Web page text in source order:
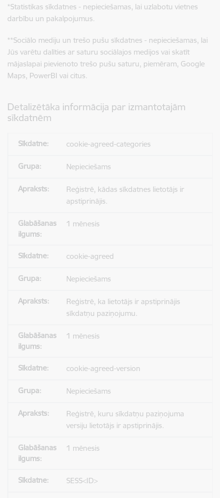
*Statistikas sīkdatnes - nepieciešamas, lai uzlabotu vietnes
darbību un pakalpojumus.
**Sociālo mediju un trešo pušu sīkdatnes - nepieciešamas, lai
Jūs varētu dalīties ar saturu sociālajos medijos vai skatīt
mājaslapai pievienoto trešo pušu saturu, piemēram, Google
Maps, PowerBI vai citus.
Detalizētāka informācija par izmantotajām
sīkdatnēm
cookie-agreed-categories
Nepieciešams
Reģistrē, kādas sīkdatnes lietotājs ir
apstiprinājis.
1 mēnesis
cookie-agreed
Nepieciešams
Reģistrē, ka lietotājs ir apstiprinājis
sīkdatņu paziņojumu.
1 mēnesis
cookie-agreed-version
Nepieciešams
Reģistrē, kuru sīkdatņu paziņojuma
versiju lietotājs ir apstiprinājis.
1 mēnesis
SESS<ID>